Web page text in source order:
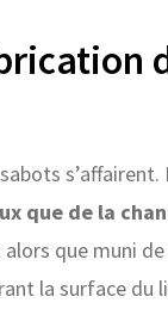
s’affairent.
que de la
alors que muni de
la surface du